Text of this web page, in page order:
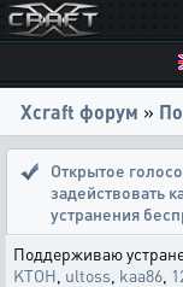
Xcraft форум »
Открытое
задействовать
устранения
Поддерживаю
KTOH ultoss kaa86